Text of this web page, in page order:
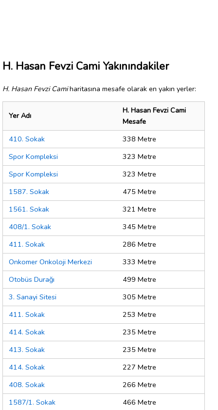
H. Hasan Fevzi Cami Yakınındakiler
H. Hasan Fevzi Camiharitasına mesafe olarak en yakın yerler:
Yer Adı
H. Hasan Fevzi Cami
Mesafe
410. Sokak
338 Metre
Spor Kompleksi
323 Metre
Spor Kompleksi
323 Metre
1587. Sokak
475 Metre
1561. Sokak
321 Metre
408/1. Sokak
345 Metre
411. Sokak
286 Metre
Onkomer Onkoloji Merkezi
333 Metre
Otobüs Durağı
499 Metre
3. Sanayi Sitesi
305 Metre
411. Sokak
253 Metre
414. Sokak
235 Metre
413. Sokak
235 Metre
414. Sokak
227 Metre
408. Sokak
266 Metre
1587/1. Sokak
466 Metre